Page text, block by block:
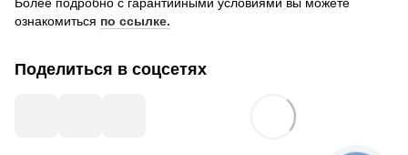
ознакомиться по ссылке.
Поделиться в соцсетях